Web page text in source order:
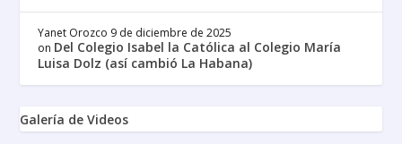
Yanet Orozco 9 de diciembre de 2025
on Del Colegio Isabel la Católica al Colegio María
Luisa Dolz (así cambió La Habana)
Galería de Videos